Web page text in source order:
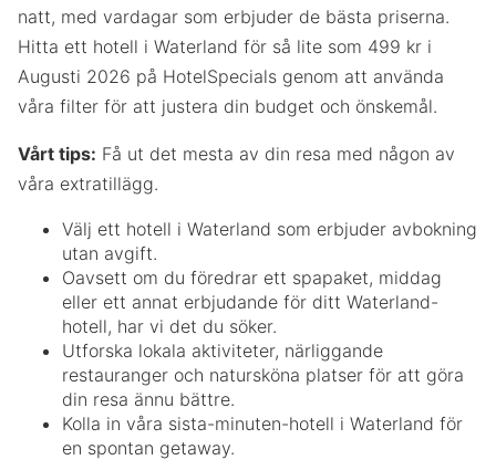
natt, med vardagar som erbjuder de bästa priserna.
Hitta ett hotell i Waterland för så lite som 499 kr i
Augusti 2026 på HotelSpecials genom att använda
våra filter för att justera din budget och önskemål.
Vårt tips: Få ut det mesta av din resa med någon av
våra extratillägg.
Välj ett hotell i Waterland som erbjuder avbokning
utan avgift.
Oavsett om du föredrar ett spapaket, middag
eller ett annat erbjudande för ditt Waterland-
hotell, har vi det du söker.
Utforska lokala aktiviteter, närliggande
restauranger och natursköna platser för att göra
din resa ännu bättre.
Kolla in våra sista-minuten-hotell i Waterland för
en spontan getaway.